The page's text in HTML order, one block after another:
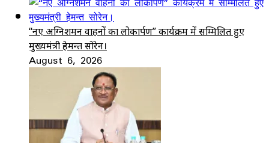
“नए अग्निशमन वाहनों का लोकार्पण” कार्यक्रम में सम्मिलित हुए
मुख्यमंत्री हेमन्त सोरेन।
August 6, 2026